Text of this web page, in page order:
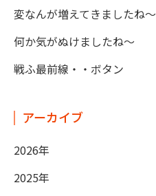
変なんが増えてきましたね～
何か気がぬけましたね～
戦ふ最前線・・ボタン
アーカイブ
2026年
2025年